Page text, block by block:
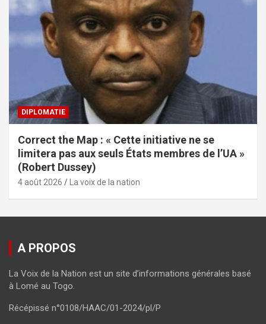
DIPLOMATIE
Correct the Map : « Cette initiative ne se
limitera pas aux seuls États membres de l’UA »
(Robert Dussey)
4 août 2026 La voix de la nation
A PROPOS
La Voix de la Nation est un site d’informations générales basé
à Lomé au Togo.
Récépissé n°0108/HAAC/01-2024/pl/P